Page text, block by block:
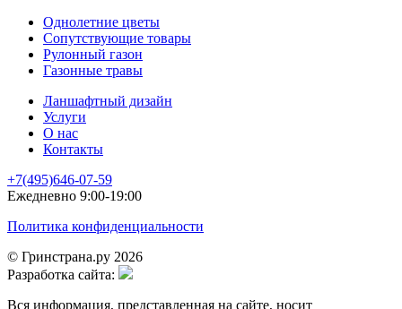
Однолетние цветы
Сопутствующие товары
Рулонный газон
Газонные травы
Ланшафтный дизайн
Услуги
О нас
Контакты
+7(495)646-07-59
Ежедневно 9:00-19:00
Политика конфиденциальности
© Гринстрана.ру 2026
Разработка сайта:
Вся информация, представленная на сайте, носит